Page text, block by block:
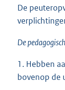
De
De
1. Hebben
bovenop de